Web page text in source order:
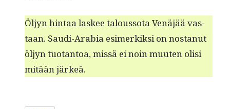
Öljyn hin­taa las­kee talous­so­ta Venäjää vas­
taan. Sau­di-Ara­bia esimerkik­si on nos­tanut
öljyn tuotan­toa, mis­sä ei noin muuten olisi
mitään järkeä.